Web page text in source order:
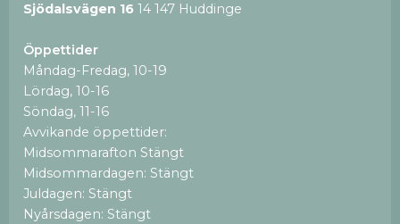
Sjödalsvägen 16 14 147 Huddinge
Öppettider
Måndag-Fredag, 10-19
Lördag, 10-16
Söndag, 11-16
Avvikande öppettider:
Midsommarafton Stängt
Midsommardagen: Stängt
Juldagen: Stängt
Nyårsdagen: Stängt